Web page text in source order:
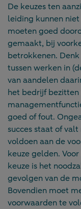
De keuzes ten
leiding kunnen
moeten goed
gemaakt, bij
betrokkenen.
tussen werken in
van aandelen
het bedrijf
goed of fout.
succes staat of
voldoen aan de
keuze gelden.
keuze is het
gevolgen van de
Bovendien moet
voorwaarden te